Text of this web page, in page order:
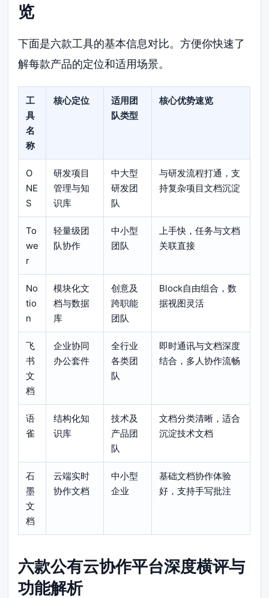
览
下面是六款工具的基本信息对比。方便你快速了
解每款产品的定位和适用场景。
工
具
名
称
核心定位
适用团
队类型
核心优势速览
O
NE
S
研发项目
管理与知
识库
中大型
研发团
队
与研发流程打通，支
持复杂项目文档沉淀
To
we
r
轻量级团
队协作
中小型
团队
上手快，任务与文档
关联直接
No
tio
n
模块化文
档与数据
库
创意及
跨职能
团队
Block自由组合，数
据视图灵活
飞
书
文
档
企业协同
办公套件
全行业
各类团
队
即时通讯与文档深度
结合，多人协作流畅
语
雀
结构化知
识库
技术及
产品团
队
文档分类清晰，适合
沉淀技术文档
石
墨
文
档
云端实时
协作文档
中小型
企业
基础文档协作体验
好，支持手写批注
六款公有云协作平台深度横评与
功能解析